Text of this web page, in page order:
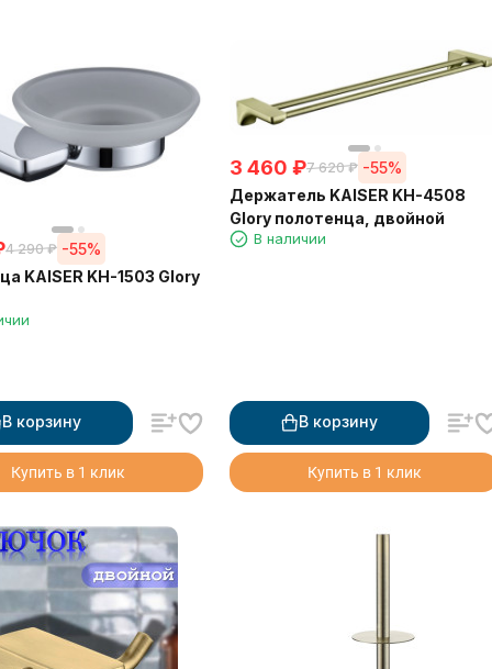
4 290 ₽ -55%
KAISER KH-1503 Glory
В корзину
Купить в 1 клик
3 460 ₽7 620 ₽ -55%
Держатель KAISER KH-4508
Glory полотенца, двойной
В наличии
В корзину
Купить в 1 клик